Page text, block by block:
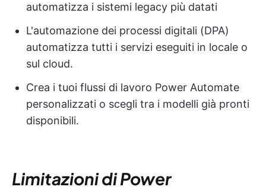
automatizza i sistemi legacy più datati
L'automazione dei processi digitali (DPA)
automatizza tutti i servizi eseguiti in locale o
sul cloud.
Crea i tuoi flussi di lavoro Power Automate
personalizzati o scegli tra i modelli già pronti
disponibili.
Limitazioni di Power